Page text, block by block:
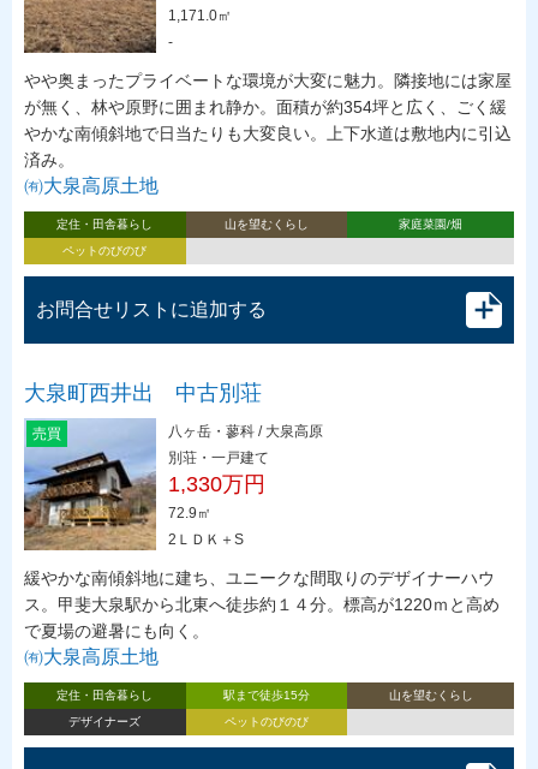
1,171.0㎡
-
やや奥まったプライベートな環境が大変に魅力。隣接地には家屋
が無く、林や原野に囲まれ静か。面積が約354坪と広く、ごく緩
やかな南傾斜地で日当たりも大変良い。上下水道は敷地内に引込
済み。
㈲大泉高原土地
定住・田舎暮らし 山を望むくらし
家庭菜園/畑
ペットのびのび
お問合せリストに追加する
大泉町西井出 中古別荘
売買
八ヶ岳・蓼科 / 大泉高原
別荘・一戸建て
1,330万円
72.9㎡
2ＬＤＫ＋S
緩やかな南傾斜地に建ち、ユニークな間取りのデザイナーハウ
ス。甲斐大泉駅から北東へ徒歩約１４分。標高が1220ｍと高め
で夏場の避暑にも向く。
㈲大泉高原土地
定住・田舎暮らし 駅まで徒歩15分
山を望むくらし
デザイナーズ
ペットのびのび